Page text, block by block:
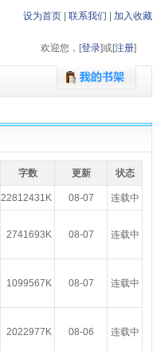
设为首页 联系我们 加入收藏
欢迎您，[登录]或[注册]
字数 更新 状态
22812431K 08-07 连载中
2741693K 08-07 连载中
1099567K 08-07 连载中
2022977K 08-06 连载中